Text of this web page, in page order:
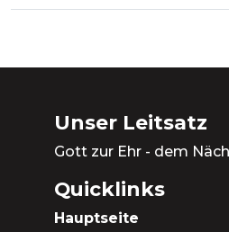
Unser Leitsatz
Gott zur Ehr - dem
Quicklinks
Hauptseite